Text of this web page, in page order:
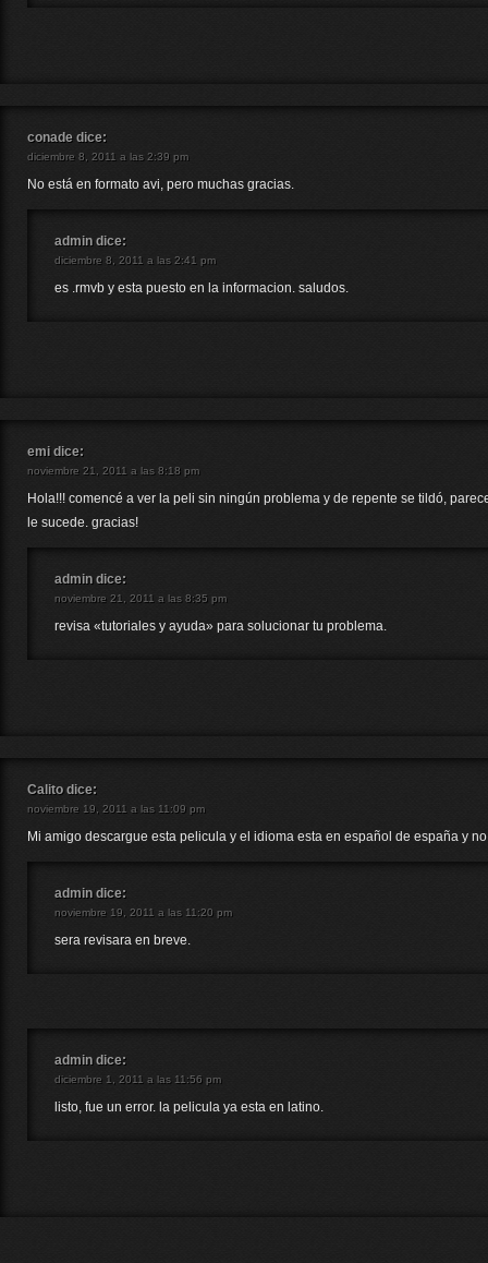
conade dice:
diciembre 8, 2011 a las 2:39 pm
No está en formato avi, pero muchas gracias.
admin dice:
diciembre 8, 2011 a las 2:41 pm
es .rmvb y esta puesto en la informacion. saludos.
emi dice:
noviembre 21, 2011 a las 8:18 pm
Hola!!! comencé a ver la peli sin ningún problema y de repente se tildó,
le sucede. gracias!
admin dice:
noviembre 21, 2011 a las 8:35 pm
revisa «tutoriales y ayuda» para solucionar tu problema.
Calito dice:
noviembre 19, 2011 a las 11:09 pm
Mi amigo descargue esta pelicula y el idioma esta en español de españa y
admin dice:
noviembre 19, 2011 a las 11:20 pm
sera revisara en breve.
admin dice:
diciembre 1, 2011 a las 11:56 pm
listo, fue un error. la pelicula ya esta en latino.